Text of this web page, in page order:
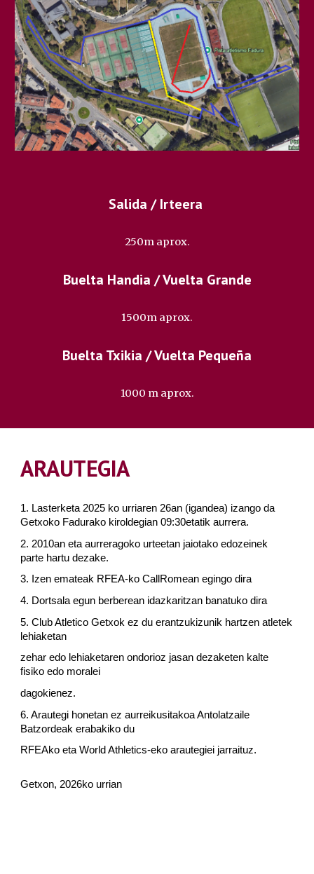
Salida / Irteera
250m aprox.
Buelta Handia / Vuelta Grande
1500m aprox.
Buelta Txikia / Vuelta Pequeña
1000 m aprox.
ARAUTEGIA
1. Lasterketa 2025 ko urriaren 26an (igandea) izango da
Getxoko Fadurako kiroldegian 09:30etatik aurrera.
2. 2010an eta aurreragoko urteetan jaiotako edozeinek
parte hartu dezake.
3. Izen emateak RFEA-ko CallRomean egingo dira
4. Dortsala egun berberean idazkaritzan banatuko dira
5. Club Atletico Getxok ez du erantzukizunik hartzen atletek
lehiaketan
zehar edo lehiaketaren ondorioz jasan dezaketen kalte
fisiko edo moralei
dagokienez.
6. Arautegi honetan ez aurreikusitakoa Antolatzaile
Batzordeak erabakiko du
RFEAko eta World Athletics-eko arautegiei jarraituz.
Getxon, 2026ko urrian